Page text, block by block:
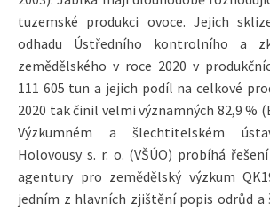
tuzemské produkci ovoce. Jejich
odhadu Ústředního kontrolního a
zemědělského v roce 2020 v
111 605 tun a jejich podíl na celkové
2020 tak činil velmi významných 82,9 %
Výzkumném a šlechtitelském
Holovousy s. r. o. (VŠÚO) probíhá
agentury pro zemědělský výzkum
jedním z hlavních zjištění popis odrůd a